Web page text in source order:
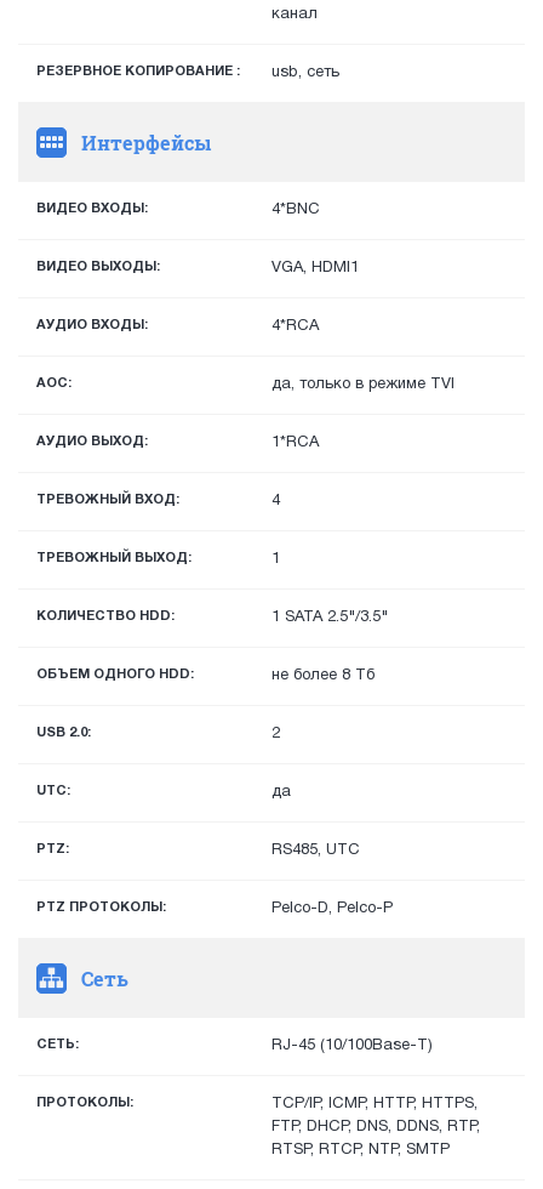
канал
РЕЗЕРВНОЕ КОПИРОВАНИЕ : usb, сеть
Интерфейсы
ВИДЕО ВХОДЫ: 4*BNC
ВИДЕО ВЫХОДЫ: VGA, HDMI1
АУДИО ВХОДЫ: 4*RCA
AOC: да, только в режиме TVI
АУДИО ВЫХОД: 1*RCA
ТРЕВОЖНЫЙ ВХОД: 4
ТРЕВОЖНЫЙ ВЫХОД: 1
КОЛИЧЕСТВО HDD: 1 SATA 2.5"/3.5"
ОБЪЕМ ОДНОГО HDD: не более 8 Тб
USB 2.0: 2
UTC: да
PTZ: RS485, UTC
PTZ ПРОТОКОЛЫ: Pelco-D, Pelco-P
Сеть
СЕТЬ: RJ-45 (10/100Base-T)
ПРОТОКОЛЫ:
TCP/IP, ICMP, HTTP, HTTPS,
FTP, DHCP, DNS, DDNS, RTP,
RTSP, RTCP, NTP, SMTP